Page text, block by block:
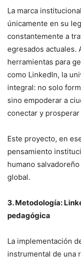
La marca
únicamente en su
constantemente a
egresados actuales.
herramientas para
como LinkedIn, la
integral: no solo
sino empoderar a
conectar y
Este proyecto, en
pensamiento
humano
global.
3. Metodología:
pedagógica
La implementación
instrumental de una